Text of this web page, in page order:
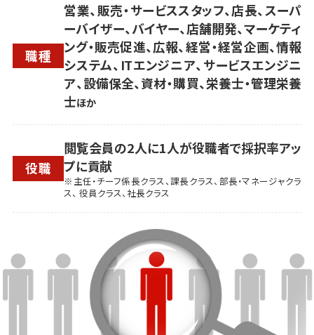
職種
営業、販売・サービススタッフ、店長、スーパ
ーバイザー、バイヤー、店舗開発、マーケティ
ング・販売促進、広報、経営・経営企画、情報
システム、ITエンジニア、サービスエンジニ
ア、設備保全、資材・購買、栄養士・管理栄養
士ほか
役職
閲覧会員の2人に1人が役職者で採択率アッ
プに貢献
※主任・チーフ係長クラス、課長クラス、部長・マネージャクラ
ス、 役員クラス、社長クラス